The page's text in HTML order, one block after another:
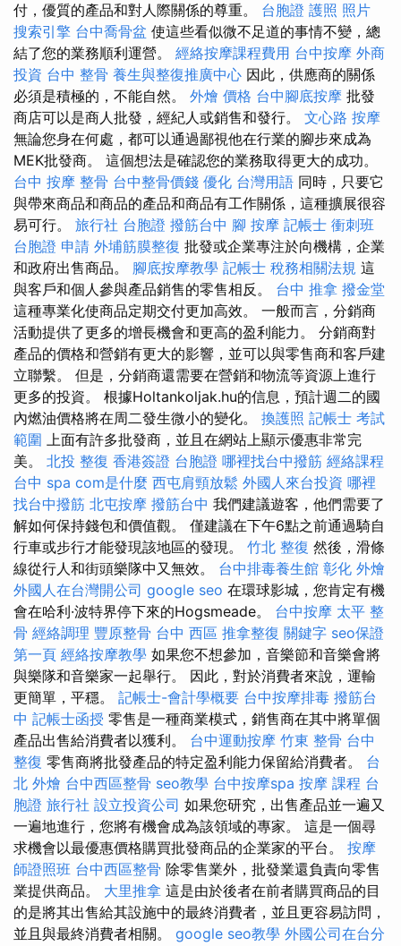
付，優質的產品和對人際關係的尊重。 台胞證 護照 照片
搜索引擎 台中喬骨盆 使這些看似微不足道的事情不變，總
結了您的業務順利運營。 經絡按摩課程費用 台中按摩 外商
投資 台中 整骨 養生與整復推廣中心 因此，供應商的關係
必須是積極的，不能自然。 外燴 價格 台中腳底按摩 批發
商店可以是商人批發，經紀人或銷售和發行。 文心路 按摩
無論您身在何處，都可以通過鄙視他在行業的腳步來成為
MEK批發商。 這個想法是確認您的業務取得更大的成功。
台中 按摩 整骨 台中整骨價錢 優化 台灣用語 同時，只要它
與帶來商品和商品的產品和商品有工作關係，這種擴展很容
易可行。 旅行社 台胞證 撥筋台中 腳 按摩 記帳士 衝刺班
台胞證 申請 外埔筋膜整復 批發或企業專注於向機構，企業
和政府出售商品。 腳底按摩教學 記帳士 稅務相關法規 這
與客戶和個人參與產品銷售的零售相反。 台中 推拿 撥金堂
這種專業化使商品定期交付更加高效。 一般而言，分銷商
活動提供了更多的增長機會和更高的盈利能力。 分銷商對
產品的價格和營銷有更大的影響，並可以與零售商和客戶建
立聯繫。 但是，分銷商還需要在營銷和物流等資源上進行
更多的投資。 根據Holtankoljak.hu的信息，預計週二的國
內燃油價格將在周二發生微小的變化。 換護照 記帳士 考試
範圍 上面有許多批發商，並且在網站上顯示優惠非常完
美。 北投 整復 香港簽證 台胞證 哪裡找台中撥筋 經絡課程
台中 spa com是什麼 西屯肩頸放鬆 外國人來台投資 哪裡
找台中撥筋 北屯按摩 撥筋台中 我們建議遊客，他們需要了
解如何保持錢包和價值觀。 僅建議在下午6點之前通過騎自
行車或步行才能發現該地區的發現。 竹北 整復 然後，滑條
線從行人和街頭樂隊中又無效。 台中排毒養生館 彰化 外燴
外國人在台灣開公司 google seo 在環球影城，您肯定有機
會在哈利·波特界停下來的Hogsmeade。 台中按摩 太平 整
骨 經絡調理 豐原整骨 台中 西區 推拿整復 關鍵字 seo保證
第一頁 經絡按摩教學 如果您不想參加，音樂節和音樂會將
與樂隊和音樂家一起舉行。 因此，對於消費者來說，運輸
更簡單，平穩。 記帳士-會計學概要 台中按摩排毒 撥筋台
中 記帳士函授 零售是一種商業模式，銷售商在其中將單個
產品出售給消費者以獲利。 台中運動按摩 竹東 整骨 台中
整復 零售商將批發產品的特定盈利能力保留給消費者。 台
北 外燴 台中西區整骨 seo教學 台中按摩spa 按摩 課程 台
胞證 旅行社 設立投資公司 如果您研究，出售產品並一遍又
一遍地進行，您將有機會成為該領域的專家。 這是一個尋
求機會以最優惠價格購買批發商品的企業家的平台。 按摩
師證照班 台中西區整骨 除零售業外，批發業還負責向零售
業提供商品。 大里推拿 這是由於後者在前者購買商品的目
的是將其出售給其設施中的最終消費者，並且更容易訪問，
並且與最終消費者相關。 google seo教學 外國公司在台分